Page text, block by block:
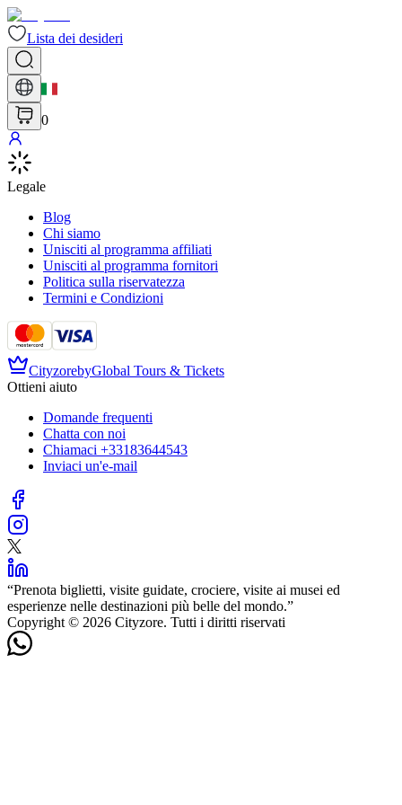
Lista dei desideri
0
Legale
Blog
Chi siamo
Unisciti al programma affiliati
Unisciti al programma fornitori
Politica sulla riservatezza
Termini e Condizioni
CityzorebyGlobal Tours & Tickets
Ottieni aiuto
Domande frequenti
Chatta con noi
Chiamaci +33183644543
Inviaci un'e-mail
“Prenota biglietti, visite guidate, crociere, visite ai musei ed
esperienze nelle destinazioni più belle del mondo.”
Copyright © 2026 Cityzore. Tutti i diritti riservati